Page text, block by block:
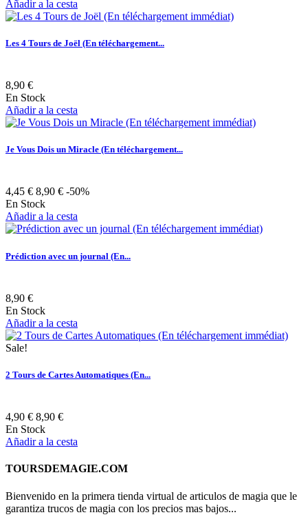
Añadir a la cesta
Les 4 Tours de Joël (En téléchargement...
8,90 €
En Stock
Añadir a la cesta
Je Vous Dois un Miracle (En téléchargement...
4,45 € 8,90 € -50%
En Stock
Añadir a la cesta
Prédiction avec un journal (En...
8,90 €
En Stock
Añadir a la cesta
Sale!
2 Tours de Cartes Automatiques (En...
4,90 € 8,90 €
En Stock
Añadir a la cesta
TOURSDEMAGIE.COM
Bienvenido en la primera tienda virtual de articulos de magia que le
garantiza trucos de magia con los precios mas bajos...